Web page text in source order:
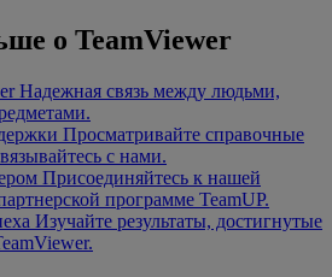
о TeamViewer
Надежная связь между людьми,
Просматривайте справочные
с нами.
Присоединяйтесь к нашей
программе TeamUP.
Изучайте результаты, достигнутые